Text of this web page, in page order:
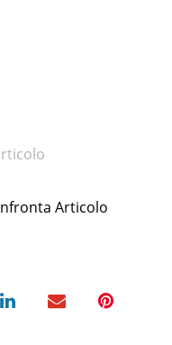
Articolo